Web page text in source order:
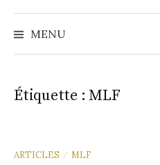
MENU
Étiquette : MLF
ARTICLES / MLF